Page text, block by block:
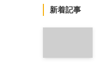
新着記事